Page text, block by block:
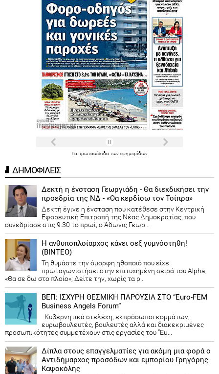
Τα πρωτοσέλιδα τωνεφημερίδων
ΔΗΜΟΦΙΛΕΙΣ
Δεκτή η ένσταση Γεωργιάδη - Θα διεκδικήσει την
προεδρία της ΝΔ - «Θα κερδίσω τον Τσίπρα»
Δεκτή έγινε η ένσταση που κατέθεσε στην Κεντρική
Εφορευτική Επιτροπή της Νέας Δημοκρατίας, που
συνεδρίασε στις 9.30 το πρωί, ο Άδωνις Γεωρ...
Η ανθυποπλοίαρχος κάνει σεξ γυμνόστηθη!
(ΒΙΝΤΕΟ)
Τη θυμάστε την όμορφη ηθοποιό που είχε
πρωταγωνιστήσει στην επιτυχημένη σειρά του Alpha,
«Θα σε δω στο πλοίο»; Δείτε την, χωρίς τα ρ...
ΒΕΠ: ΙΣΧΥΡΗ ΘΕΣΜΙΚΗ ΠΑΡΟΥΣΙΑ ΣΤΟ “Euro-FEM
Business Angels Forum”
Κυβερνητικά στελέχη, εκπρόσωποι κομμάτων,
ευρωβουλευτές, βουλευτές αλλά και διακεκριμένες
προσωπικότητες συμμετέχουν στις εργασίες του “Eu...
Δίπλα στους επαγγελματίες για ακόμη μια φορά ο
Αντιδήμαρχος προσόδων και εμπορίου Γρηγόρης
Καψοκόλης